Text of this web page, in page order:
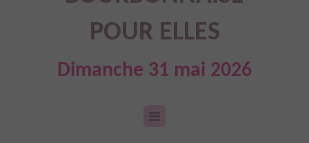
POUR ELLES
Dimanche 31 mai 2026